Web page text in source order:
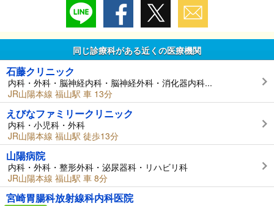
同じ診療科がある近くの医療機関
石藤クリニック
内科・外科・脳神経内科・脳神経外科・消化器内科...
JR山陽本線 福山駅 車 13分
えびなファミリークリニック
内科・小児科・外科
JR山陽本線 福山駅 徒歩13分
山陽病院
内科・外科・整形外科・泌尿器科・リハビリ科
JR山陽本線 福山駅 車 8分
宮崎胃腸科放射線科内科医院